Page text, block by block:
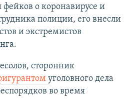
о коронавирусе и
полиции, его внесли
и экстремистов
сторонник
уголовного дела
во время